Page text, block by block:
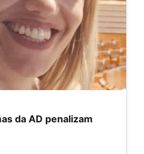
da AD penalizam